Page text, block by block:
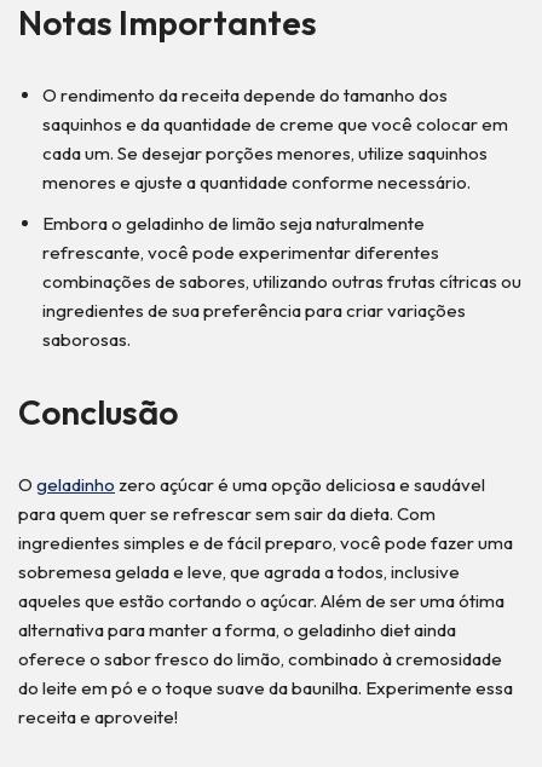
Notas Importantes
O rendimento da receita depende do tamanho dos
saquinhos e da quantidade de creme que você colocar em
cada um. Se desejar porções menores, utilize saquinhos
menores e ajuste a quantidade conforme necessário.
Embora o geladinho de limão seja naturalmente
refrescante, você pode experimentar diferentes
combinações de sabores, utilizando outras frutas cítricas ou
ingredientes de sua preferência para criar variações
saborosas.
Conclusão
O geladinho zero açúcar é uma opção deliciosa e saudável
para quem quer se refrescar sem sair da dieta. Com
ingredientes simples e de fácil preparo, você pode fazer uma
sobremesa gelada e leve, que agrada a todos, inclusive
aqueles que estão cortando o açúcar. Além de ser uma ótima
alternativa para manter a forma, o geladinho diet ainda
oferece o sabor fresco do limão, combinado à cremosidade
do leite em pó e o toque suave da baunilha. Experimente essa
receita e aproveite!